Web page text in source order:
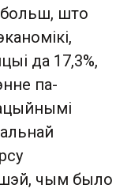
больш, што
да 17,3%,
па-
чым было